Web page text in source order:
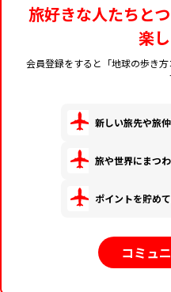
旅好きな人たちと
楽
会員登録をすると「地球の歩き
新しい旅先や旅
旅や世界にまつ
ポイントを貯め
コミュ